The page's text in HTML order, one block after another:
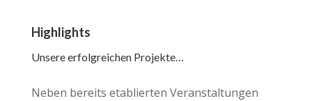
Highlights
Unsere erfolgreichen Projekte…
Neben bereits etablierten Veranstaltungen